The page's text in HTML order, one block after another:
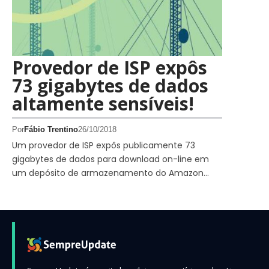
Provedor de ISP expôs
73 gigabytes de dados
altamente sensíveis!
PorFábio Trentino26/10/2018
Um provedor de ISP expôs publicamente 73
gigabytes de dados para download on-line em
um depósito de armazenamento do Amazon…